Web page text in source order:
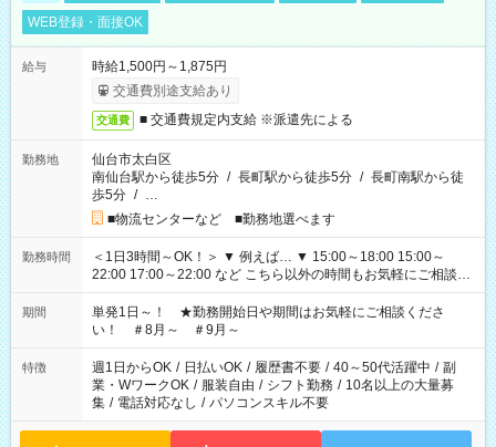
WEB登録・面接OK
給与
時給1,500円～1,875円
交通費別途支給あり
交通費 ■ 交通費規定内支給 ※派遣先による
勤務地
仙台市太白区
南仙台駅から徒歩5分 / 長町駅から徒歩5分 / 長町南駅から徒
歩5分 / …
■物流センターなど ■勤務地選べます
勤務時間
＜1日3時間～OK！＞ ▼ 例えば… ▼ 15:00～18:00 15:00～
22:00 17:00～22:00 など こちら以外の時間もお気軽にご相談く
ださい！
期間
単発1日～！ ★勤務開始日や期間はお気軽にご相談くださ
い！ ＃8月～ ＃9月～
特徴 週1日からOK / 日払いOK / 履歴書不要 / 40～50代活躍中 / 副
業・WワークOK / 服装自由 / シフト勤務 / 10名以上の大量募
集 / 電話対応なし / パソコンスキル不要